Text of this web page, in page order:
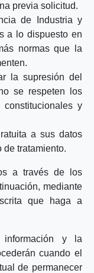
previa solicitud.
de Industria y
a lo dispuesto en
normas que la
la supresión del
se respeten los
constitucionales y
a sus datos
de tratamiento.
a través de los
mediante
que haga a
y la
cuando el
de permanecer